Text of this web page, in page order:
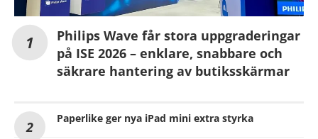
Philips Wave får stora uppgraderingar
på ISE 2026 – enklare, snabbare och
säkrare hantering av butiksskärmar
Paperlike ger nya iPad mini extra styrka